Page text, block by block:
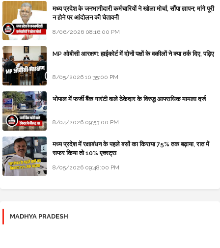
मध्य प्रदेश के जनभागीदारी कर्मचारियों ने खोला मोर्चा, सौंपा ज्ञापन; मांगे पूरी
न होने पर आंदोलन की चेतावनी
8/06/2026 08:16:00 PM
MP ओबीसी आरक्षण: हाईकोर्ट में दोनों पक्षों के वकीलों ने क्या तर्क दिए, पढ़िए
8/05/2026 10:35:00 PM
भोपाल में फर्जी बैंक गारंटी वाले ठेकेदार के विरुद्ध आपराधिक मामला दर्ज
8/04/2026 09:53:00 PM
मध्य प्रदेश में रक्षाबंधन के पहले बसों का किराया 75% तक बढ़ाया, रात में
सफर किया तो 10% एक्स्ट्रा
8/05/2026 09:48:00 PM
MADHYA PRADESH